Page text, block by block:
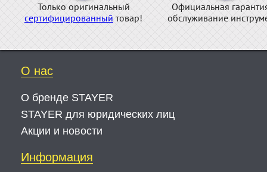
Только оригинальный
сертифицированный товар!
Официальная
обслуживание
О нас
О бренде STAYER
STAYER для юридических лиц
Акции и новости
Информация